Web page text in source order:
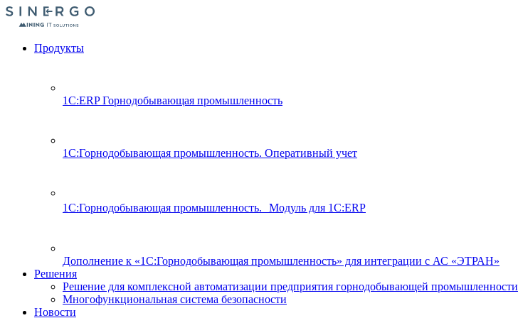
Продукты
1С:ERP Горнодобывающая промышленность
1С:Горнодобывающая промышленность. Оперативный учет
1С:Горнодобывающая промышленность. Модуль для 1С:ERP
Дополнение к «1С:Горнодобывающая промышленность» для интеграции с АС «ЭТРАН»
Решения
Решение для комплексной автоматизации предприятия горнодобывающей промышленности
Многофункциональная система безопасности
Новости